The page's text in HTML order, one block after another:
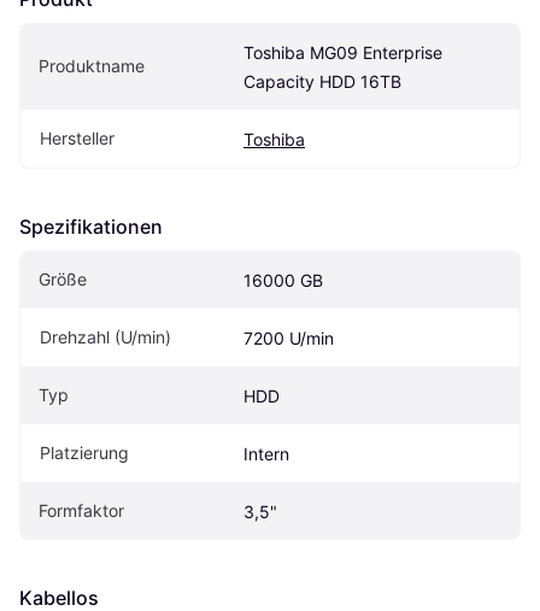
Produktname
Toshiba MG09 Enterprise
Capacity HDD 16TB
Hersteller Toshiba
Spezifikationen
Größe 16000 GB
Drehzahl (U/min) 7200 U/min
Typ HDD
Platzierung Intern
Formfaktor 3,5"
Kabellos